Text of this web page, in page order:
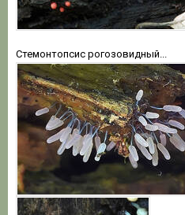
Стемонтопсис рогозовидный...